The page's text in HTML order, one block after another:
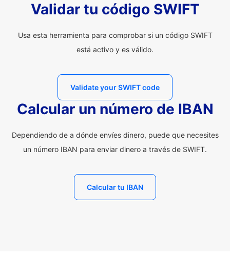
Validar tu código SWIFT
Usa esta herramienta para comprobar si un código SWIFT
está activo y es válido.
Validate your SWIFT code
Calcular un número de IBAN
Dependiendo de a dónde envíes dinero, puede que necesites
un número IBAN para enviar dinero a través de SWIFT.
Calcular tu IBAN